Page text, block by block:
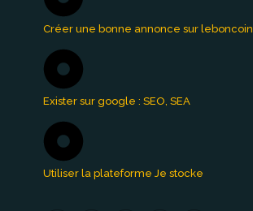
Créer une bonne annonce sur leboncoin
Exister sur google : SEO, SEA
Utiliser la plateforme Je stocke